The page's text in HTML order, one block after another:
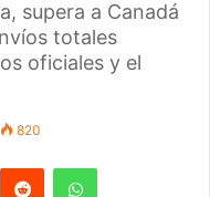
supera a Canadá
totales
oficiales y el
820